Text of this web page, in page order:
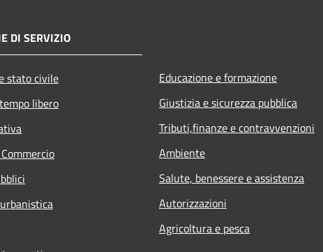
DI SERVIZIO
stato civile
libero
Educazione e formazione
Giustizia e sicurezza pubblica
Tributi,finanze e contravvenzioni
Ambiente
Salute, benessere e assistenza
Autorizzazioni
Agricoltura e pesca